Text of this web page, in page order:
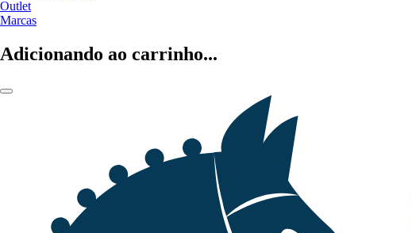
Outlet
Marcas
Adicionando ao carrinho...